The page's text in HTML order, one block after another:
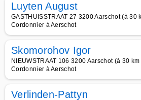
Luyten August
GASTHUISSTRAAT 27 3200 Aarschot (à 30
Cordonnier à Aerschot
Skomorohov Igor
NIEUWSTRAAT 106 3200 Aarschot (à 30
Cordonnier à Aerschot
Verlinden-Pattyn